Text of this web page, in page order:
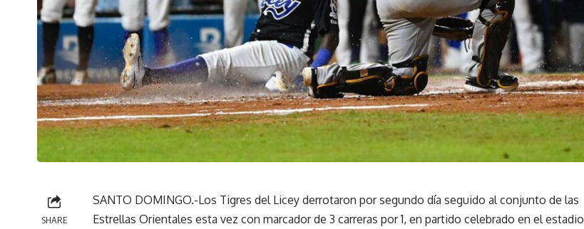
SHARE
SANTO DOMINGO.-Los Tigres del Licey derrotaron por segundo día seguido al conjunto de las
Estrellas Orientales esta vez con marcador de 3 carreras por 1, en partido celebrado en el estadio